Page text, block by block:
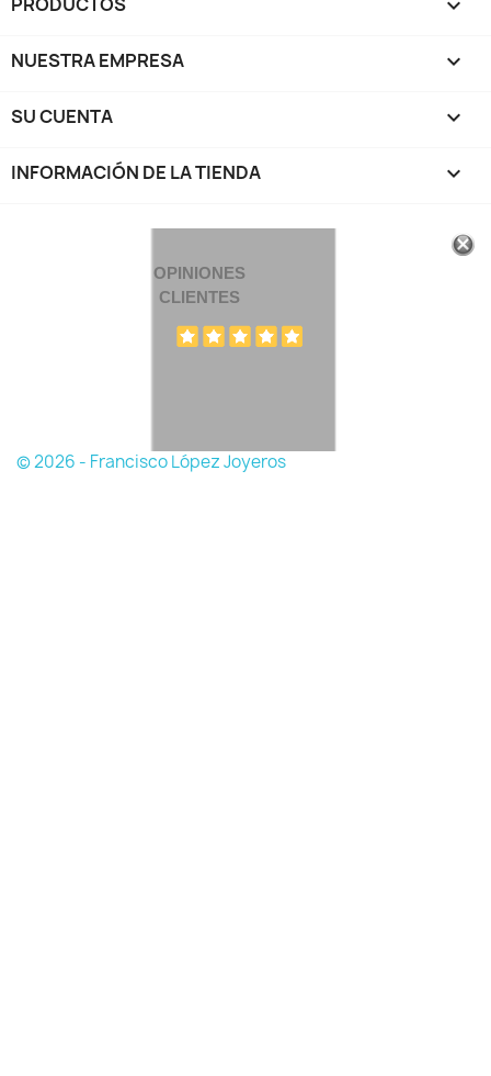

NUESTRA EMPRESA 
SU CUENTA 
INFORMACIÓN DE LA TIENDA keyboard_arrow_down
OPINIONES
CLIENTES
© 2026 - Francisco López Joyeros